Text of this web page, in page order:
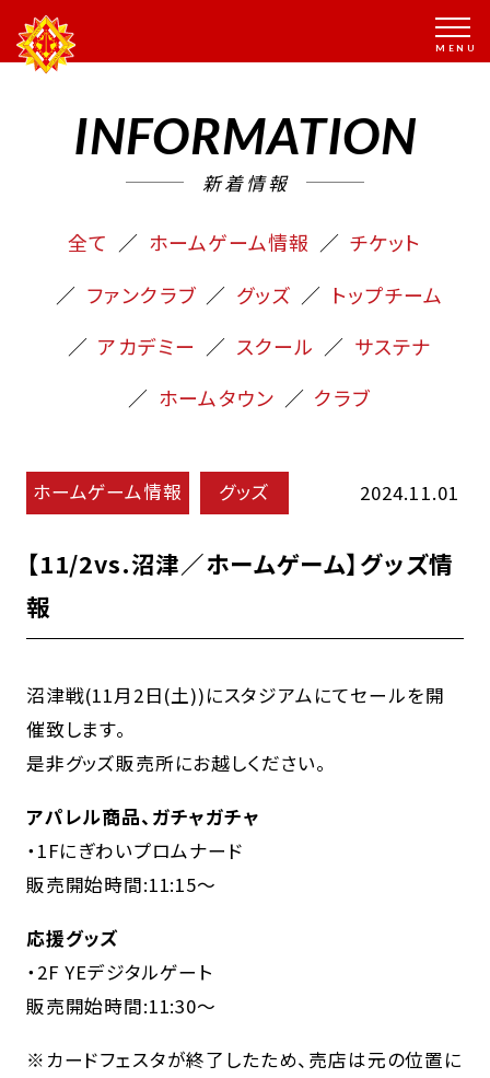
INFORMATION
新着情報
全て ホームゲーム情報
チケット
ファンクラブ
グッズ
トップチーム
アカデミー
スクール
サステナ
ホームタウン
クラブ
ホームゲーム情報 グッズ 2024.11.01
【11/2vs.沼津／ホームゲーム】グッズ情
報
沼津戦(11月2日(土))にスタジアムにてセールを開
催致します。
是非グッズ販売所にお越しください。
アパレル商品、ガチャガチャ
・1Fにぎわいプロムナード
販売開始時間:11:15～
応援グッズ
・2F YEデジタルゲート
販売開始時間:11:30～
※カードフェスタが終了したため、売店は元の位置に